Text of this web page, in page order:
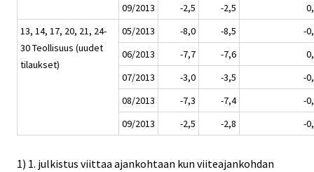
09/2013
-2,5 -2,5
13, 14, 17, 20, 21, 24-
30 Teollisuus (uudet
tilaukset)
05/2013 -8,0 -8,5
-
06/2013
-7,7 -7,6
07/2013
-3,0 -3,5
-
08/2013
-7,3 -7,4
-
09/2013
-2,5 -2,8 -
1) 1. julkistus viittaa ajankohtaan kun viiteajankohdan